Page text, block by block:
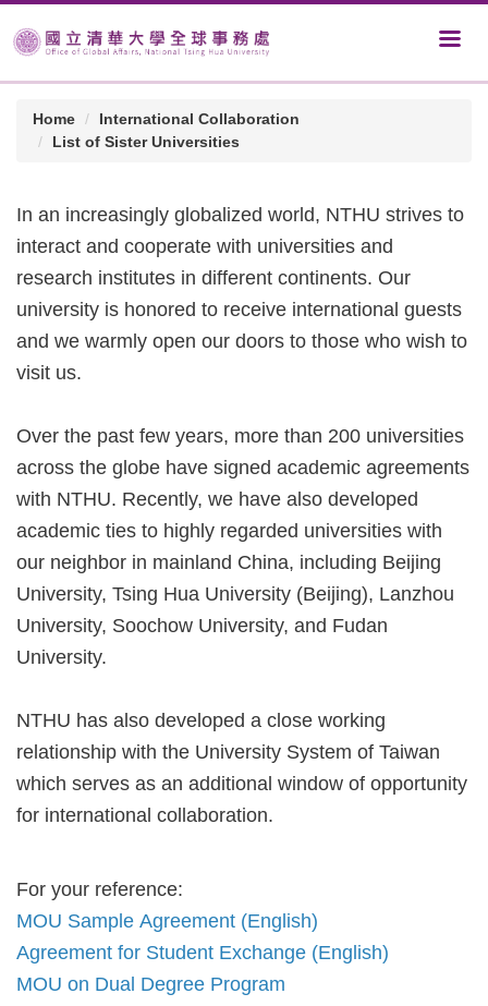
Home
International Collaboration
List of Sister Universities
In an increasingly globalized world, NTHU strives to
interact and cooperate with universities and
research institutes in different continents. Our
university is honored to receive international guests
and we warmly open our doors to those who wish to
visit us.
Over the past few years, more than 200 universities
across the globe have signed academic agreements
with NTHU. Recently, we have also developed
academic ties to highly regarded universities with
our neighbor in mainland China, including Beijing
University, Tsing Hua University (Beijing), Lanzhou
University, Soochow University, and Fudan
University.
NTHU has also developed a close working
relationship with the University System of Taiwan
which serves as an additional window of opportunity
for international collaboration.
For your reference:
MOU Sample Agreement (English)
Agreement for Student Exchange (English)
MOU on Dual Degree Program